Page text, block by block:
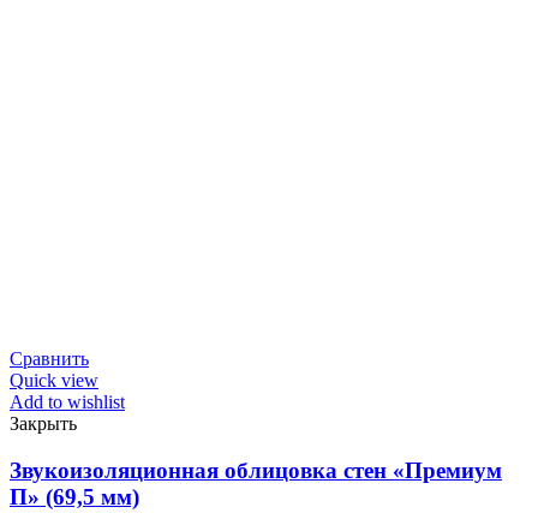
Сравнить
Quick view
Add to wishlist
Закрыть
Звукоизоляционная облицовка стен «Премиум
П» (69,5 мм)